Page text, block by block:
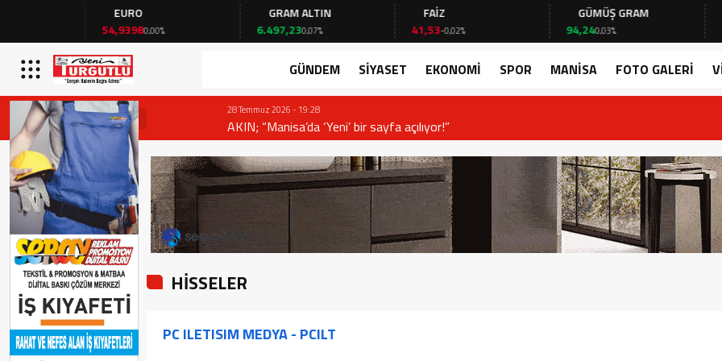
54,93980,00%
GRAM ALTIN
6.497,230,07% -0,02%
GÜMÜŞ GRAM
0,03%
GÜNDEM SİYASET EKONOMİ SPOR MANİSA FOTO GALERİ
28 Temmuz 2026 - 19:28
AKIN; “Manisa’da ‘Yeni’ bir sayfa açılıyor!”
HİSSELER
PC ILETISIM MEDYA - PCILT